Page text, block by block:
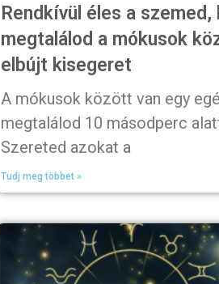
Rendkívül éles a szemed,
megtalálod a mókusok
elbújt kisegeret
A mókusok között van egy
megtalálod 10 másodperc
Szereted azokat a
Tudj meg többet »